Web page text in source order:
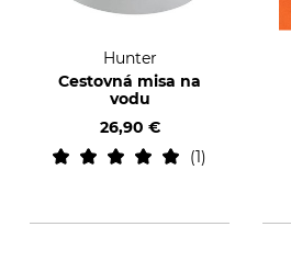
Hunter
Cestovná misa na
vodu
26,90 €
1